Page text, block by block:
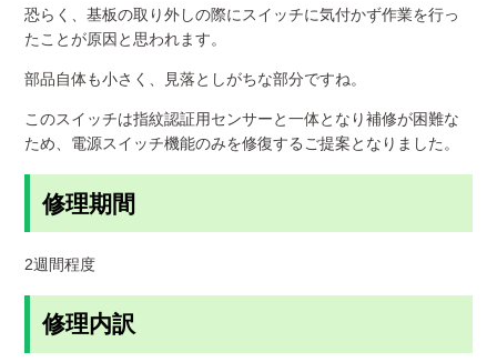
恐らく、基板の取り外しの際にスイッチに気付かず作業を行っ
たことが原因と思われます。
部品自体も小さく、見落としがちな部分ですね。
このスイッチは指紋認証用センサーと一体となり補修が困難な
ため、電源スイッチ機能のみを修復するご提案となりました。
修理期間
2週間程度
修理内訳